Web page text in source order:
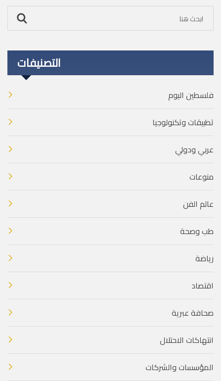
التصنيفات
فلسطين اليوم
تطبيقات وتكنولوجيا
عربي ودولي
منوعات
عالم الفن
طب وصحة
رياضة
اقتصاد
صحافة عبرية
انتهاكات الاحتلال
المؤسسات والشركات